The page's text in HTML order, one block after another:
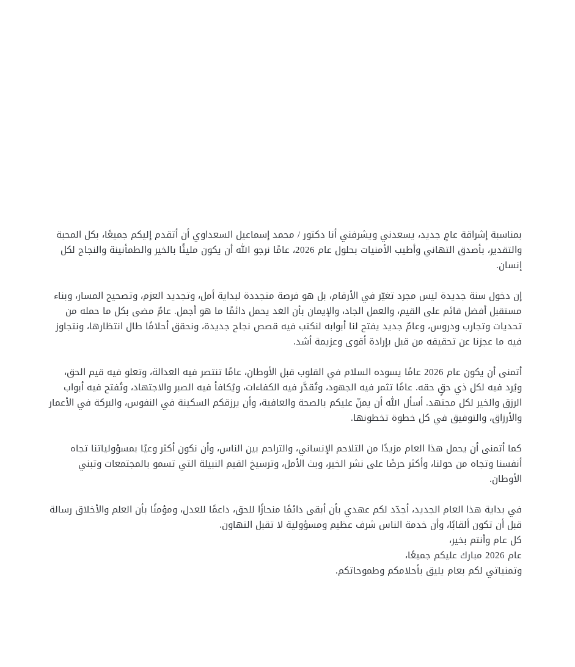
بمناسبة إشراقة عامٍ جديد، يسعدني ويشرفني أنا دكتور / محمد إسماعيل السعداوي أن أتقدم إليكم جميعًا، بكل المحبة
والتقدير، بأصدق التهاني وأطيب الأمنيات بحلول عام 2026، عامًا نرجو الله أن يكون مليئًا بالخير والطمأنينة والنجاح لكل
إنسان.
إن دخول سنة جديدة ليس مجرد تغيّر في الأرقام، بل هو فرصة متجددة لبداية أمل، وتجديد العزم، وتصحيح المسار، وبناء
مستقبل أفضل قائم على القيم، والعمل الجاد، والإيمان بأن الغد يحمل دائمًا ما هو أجمل. عامٌ مضى بكل ما حمله من
تحديات وتجارب ودروس، وعامٌ جديد يفتح لنا أبوابه لنكتب فيه قصص نجاح جديدة، ونحقق أحلامًا طال انتظارها، ونتجاوز
فيه ما عجزنا عن تحقيقه من قبل بإرادة أقوى وعزيمة أشد.
أتمنى أن يكون عام 2026 عامًا يسوده السلام في القلوب قبل الأوطان، عامًا تنتصر فيه العدالة، وتعلو فيه قيم الحق،
ويُرد فيه لكل ذي حقٍ حقه. عامًا تثمر فيه الجهود، وتُقدَّر فيه الكفاءات، ويُكافأ فيه الصبر والاجتهاد، وتُفتح فيه أبواب
الرزق والخير لكل مجتهد. أسأل الله أن يمنّ عليكم بالصحة والعافية، وأن يرزقكم السكينة في النفوس، والبركة في الأعمار
والأرزاق، والتوفيق في كل خطوة تخطونها.
كما أتمنى أن يحمل هذا العام مزيدًا من التلاحم الإنساني، والتراحم بين الناس، وأن نكون أكثر وعيًا بمسؤولياتنا تجاه
أنفسنا وتجاه من حولنا، وأكثر حرصًا على نشر الخير، وبث الأمل، وترسيخ القيم النبيلة التي تسمو بالمجتمعات وتبني
الأوطان.
في بداية هذا العام الجديد، أجدّد لكم عهدي بأن أبقى دائمًا منحازًا للحق، داعمًا للعدل، ومؤمنًا بأن العلم والأخلاق رسالة
قبل أن تكون ألقابًا، وأن خدمة الناس شرف عظيم ومسؤولية لا تقبل التهاون.
كل عام وأنتم بخير،
عام 2026 مبارك عليكم جميعًا،
وتمنياتي لكم بعام يليق بأحلامكم وطموحاتكم.